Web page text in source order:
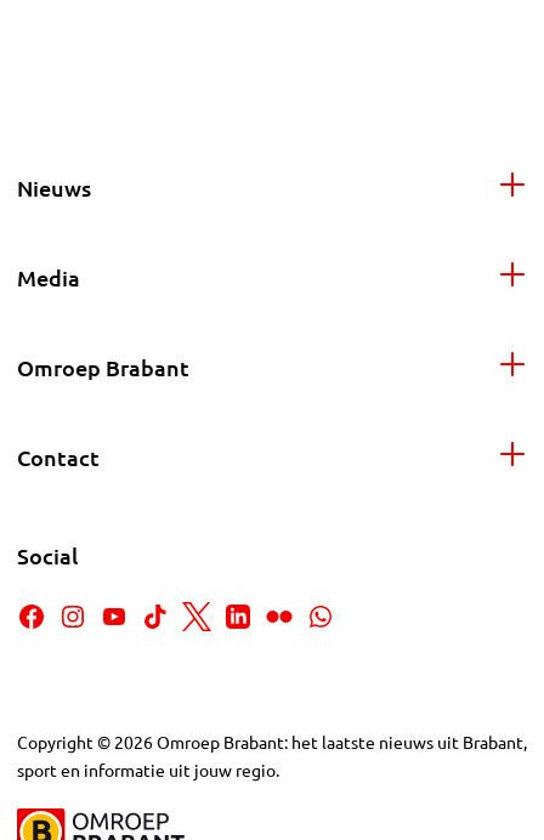
Nieuws
Media
Omroep Brabant
Contact
Social
Copyright © 2026Omroep Brabant: het laatste nieuws uit Brabant,
sport en informatie uit jouw regio.